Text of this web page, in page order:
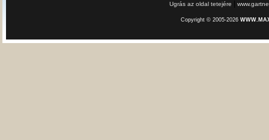
Ugrás az oldal tetejére
Copyright © 2005-2026